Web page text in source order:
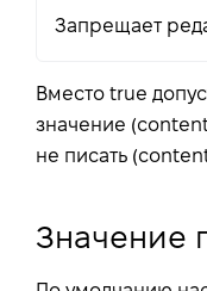
Запрещает
Вместо true
значение
не писать
Значение